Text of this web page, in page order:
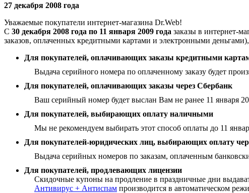
27 декабря 2008 года
Уважаемые покупатели интернет-магазина Dr.Web!
С 30 декабря 2008 года по 11 января 2009 года заказы в интернет-
заказов, оплаченных кредитными картами и электронными деньгами),
Для покупателей, оплачивающих заказы кредитными
Выдача серийного номера по оплаченному заказу будет
Для покупателей, оплачивающих заказы через Сбербанк
Ваш серийный номер будет выслан Вам не ранее 11 января
Для покупателей, выбирающих оплату наличными
Мы не рекомендуем выбирать этот способ оплаты до 11
Для покупателей-юридических лиц, выбирающих оплату
Выдача серийных номеров по заказам, оплаченным
Для покупателей, продлевающих лицензии
Скидочные купоны на продление в праздничные дни
Антивирус + Антиспам производится в автоматическом